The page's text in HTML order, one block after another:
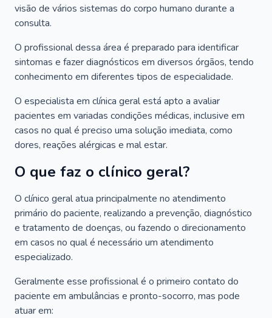
visão de vários sistemas do corpo humano durante a
consulta.
O profissional dessa área é preparado para identificar
sintomas e fazer diagnósticos em diversos órgãos, tendo
conhecimento em diferentes tipos de especialidade.
O especialista em clínica geral está apto a avaliar
pacientes em variadas condições médicas, inclusive em
casos no qual é preciso uma solução imediata, como
dores, reações alérgicas e mal estar.
O que faz o clínico geral?
O clínico geral atua principalmente no atendimento
primário do paciente, realizando a prevenção, diagnóstico
e tratamento de doenças, ou fazendo o direcionamento
em casos no qual é necessário um atendimento
especializado.
Geralmente esse profissional é o primeiro contato do
paciente em ambulâncias e pronto-socorro, mas pode
atuar em: